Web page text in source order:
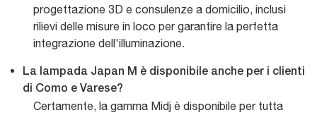
progettazione 3D e consulenze a domicilio, inclusi
rilievi delle misure in loco per garantire la perfetta
integrazione dell'illuminazione.
La lampada Japan M è disponibile anche per i clienti
di Como e Varese?
Certamente, la gamma Midj è disponibile per tutta